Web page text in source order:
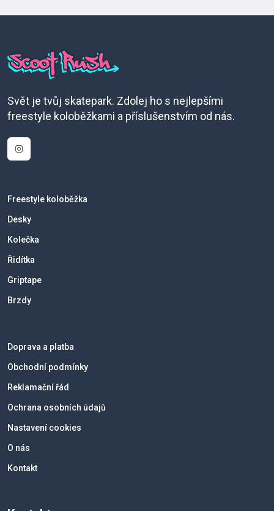
Svět je tvůj skatepark. Zdolej ho s nejlepšími
freestyle koloběžkami a příslušenstvím od nás.
Freestyle koloběžka
Desky
Kolečka
Řidítka
Griptape
Brzdy
Doprava a platba
Obchodní podmínky
Reklamační řád
Ochrana osobních údajů
Nastavení cookies
O nás
Kontakt